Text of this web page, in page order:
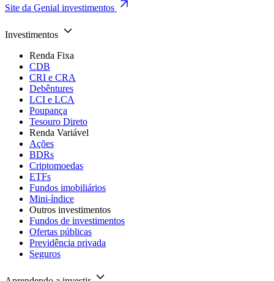
Site da Genial investimentos
Investimentos
Renda Fixa
CDB
CRI e CRA
Debêntures
LCI e LCA
Poupança
Tesouro Direto
Renda Variável
Ações
BDRs
Criptomoedas
ETFs
Fundos imobiliários
Mini-índice
Outros investimentos
Fundos de investimentos
Ofertas públicas
Previdência privada
Seguros